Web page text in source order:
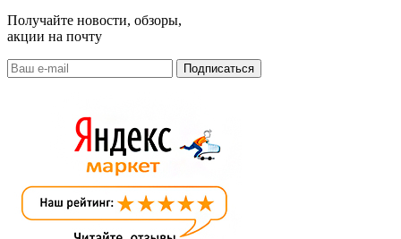
Получайте новости, обзоры,
акции на почту